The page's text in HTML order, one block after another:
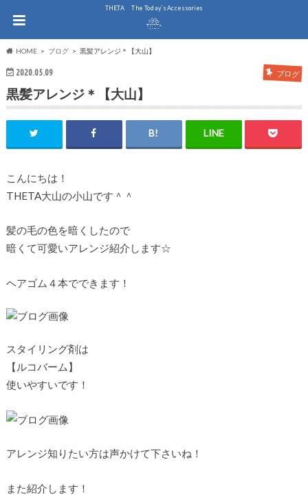
THE.TA The Today`s Accessories
HOME ブログ 黒髪アレンジ＊【大山】
2020.05.09 ブログ
黒髪アレンジ＊【大山】
こんにちは！
THETA大山の小山です＾＾
髪の毛の色を暗くしたので
暗くて可愛いアレンジ紹介します☆
ヘアゴム４本でできます！
スタイリング剤は
【ルコバーム】
使いやすいです！
アレンジ知りたい方は声かけて下さいね！
また紹介します！